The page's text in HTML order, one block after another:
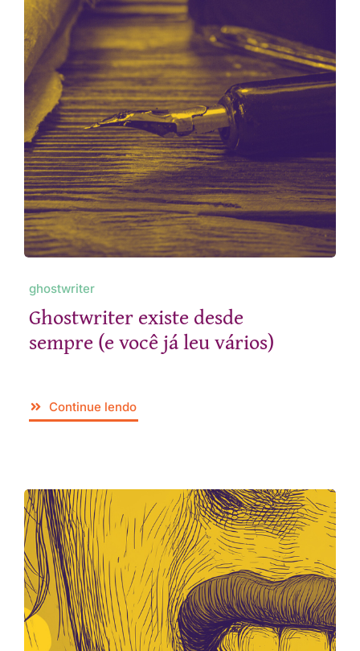
ghostwriter
Ghostwriter existe desde
sempre (e você já leu vários)
Continue lendo